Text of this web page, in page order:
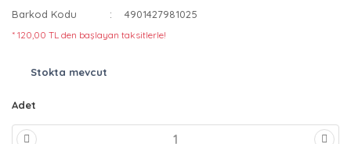
Barkod Kodu
4901427981025
* 120,00 TL den başlayan taksitlerle!
Stokta mevcut
Adet